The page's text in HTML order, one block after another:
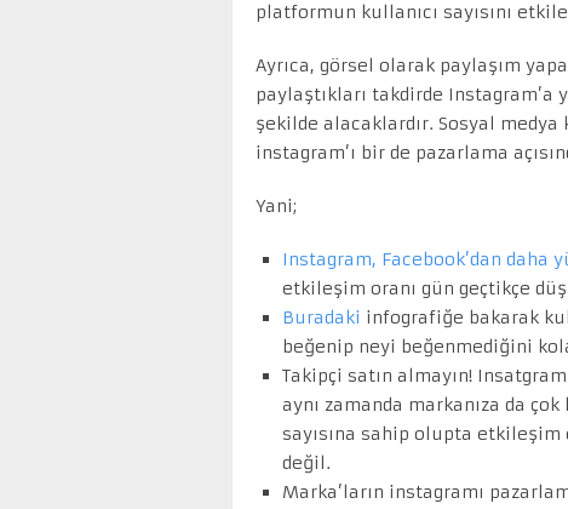
platformun kullanıcı sayısını
Ayrıca, görsel olarak paylaşım
paylaştıkları takdirde Instagram’a
şekilde alacaklardır. Sosyal medya
instagram’ı bir de pazarlama
Yani;
Instagram, Facebook’dan daha
etkileşim oranı gün geçtikçe
Buradaki infografiğe bakarak
beğenip neyi beğenmediğini
Takipçi satın almayın!
aynı zamanda markanıza da
sayısına sahip olupta etkileşim
değil.
Marka’ların instagramı